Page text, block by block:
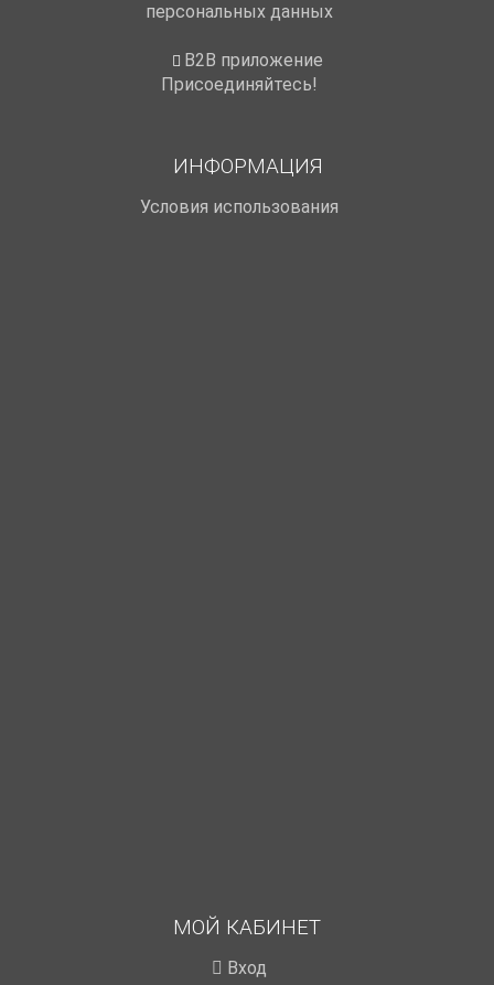
персональных данных
B2B приложение
Присоединяйтесь!
ИНФОРМАЦИЯ
Условия использования
МОЙ КАБИНЕТ
Вход